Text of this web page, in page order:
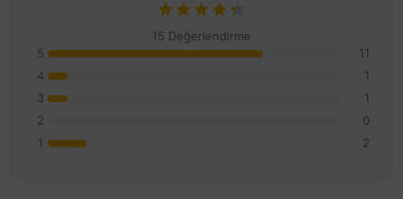
15 Değerlendirme
5
11
4
1
3
1
2
0
1
2